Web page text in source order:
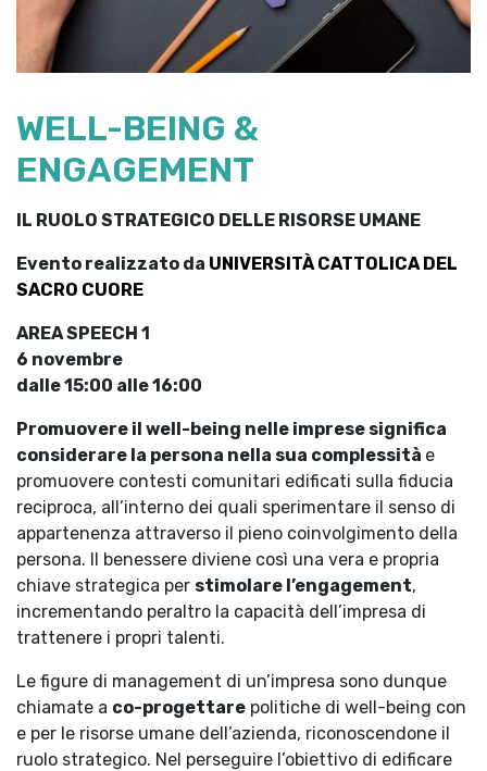
WELL-BEING &
ENGAGEMENT
IL RUOLO STRATEGICO DELLE RISORSE UMANE
Evento realizzato da UNIVERSITÀ CATTOLICA DEL
SACRO CUORE
AREA SPEECH 1
6 novembre
dalle 15:00 alle 16:00
Promuovere il well-being nelle imprese significa
considerare la persona nella sua complessità e
promuovere contesti comunitari edificati sulla fiducia
reciproca, all’interno dei quali sperimentare il senso di
appartenenza attraverso il pieno coinvolgimento della
persona. Il benessere diviene così una vera e propria
chiave strategica per stimolare l’engagement,
incrementando peraltro la capacità dell’impresa di
trattenere i propri talenti.
Le figure di management di un’impresa sono dunque
chiamate a co-progettare politiche di well-being con
e per le risorse umane dell’azienda, riconoscendone il
ruolo strategico. Nel perseguire l’obiettivo di edificare